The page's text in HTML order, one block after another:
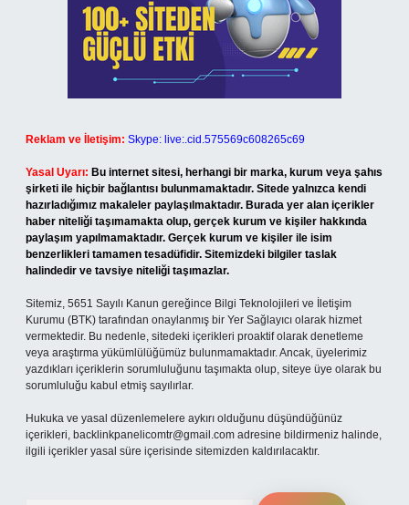
Reklam ve İletişim: Skype: live:.cid.575569c608265c69
Yasal Uyarı: Bu internet sitesi, herhangi bir marka, kurum veya şahıs
şirketi ile hiçbir bağlantısı bulunmamaktadır. Sitede yalnızca kendi
hazırladığımız makaleler paylaşılmaktadır. Burada yer alan içerikler
haber niteliği taşımamakta olup, gerçek kurum ve kişiler hakkında
paylaşım yapılmamaktadır. Gerçek kurum ve kişiler ile isim
benzerlikleri tamamen tesadüfidir. Sitemizdeki bilgiler taslak
halindedir ve tavsiye niteliği taşımazlar.
Sitemiz, 5651 Sayılı Kanun gereğince Bilgi Teknolojileri ve İletişim
Kurumu (BTK) tarafından onaylanmış bir Yer Sağlayıcı olarak hizmet
vermektedir. Bu nedenle, sitedeki içerikleri proaktif olarak denetleme
veya araştırma yükümlülüğümüz bulunmamaktadır. Ancak, üyelerimiz
yazdıkları içeriklerin sorumluluğunu taşımakta olup, siteye üye olarak bu
sorumluluğu kabul etmiş sayılırlar.
Hukuka ve yasal düzenlemelere aykırı olduğunu düşündüğünüz
içerikleri, backlinkpanelicomtr@gmail.com adresine bildirmeniz halinde,
ilgili içerikler yasal süre içerisinde sitemizden kaldırılacaktır.